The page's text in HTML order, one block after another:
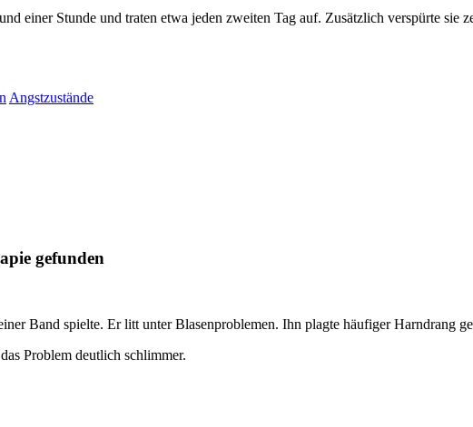
einer Stunde und traten etwa jeden zweiten Tag auf. Zusätzlich verspürte sie
Angstzustände
Band spielte. Er litt unter Blasenproblemen. Ihn plagte häufiger Harndrang
Problem deutlich schlimmer.